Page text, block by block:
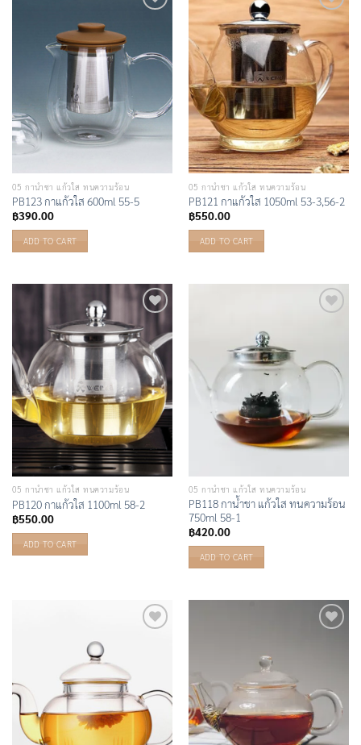
05 กาน้ำชา แก้วใส ทนความร้อน
PB123 กาแก้วใส 600ml 55-5
฿390.00
ADD TO CART
Add to
Wishlist
05 กาน้ำชา แก้วใส ทนความร้อน
PB121 กาแก้วใส 1050ml 53-3,56-2
฿550.00
ADD TO CART
Add to
Wishlist
05 กาน้ำชา แก้วใส ทนความร้อน
PB120 กาแก้วใส 1100ml 58-2
฿550.00
ADD TO CART
05 กาน้ำชา แก้วใส ทนความร้อน
PB118 กาน้ำชา แก้วใส ทนความร้อน
750ml 58-1
฿420.00
ADD TO CART